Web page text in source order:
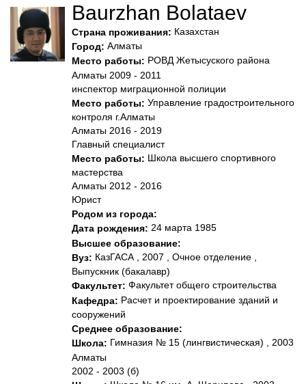
Baurzhan Bolataev
Страна проживания: Казахстан
Город: Алматы
Место работы: РОВД Жетысуского района
Алматы 2009 - 2011
инспектор миграционной полиции
Место работы: Управление градостроительного
контроля г.Алматы
Алматы 2016 - 2019
Главный специалист
Место работы: Школа высшего спортивного
мастерства
Алматы 2012 - 2016
Юрист
Родом из города:
Дата рождения: 24 марта 1985
Высшее образование:
Вуз: КазГАСА , 2007 , Очное отделение ,
Выпускник (бакалавр)
Факультет: Факультет общего строительства
Кафедра: Расчет и проектирование зданий и
сооружений
Среднее образование:
Школа: Гимназия № 15 (лингвистическая) , 2003
Алматы
2002 - 2003 (б)